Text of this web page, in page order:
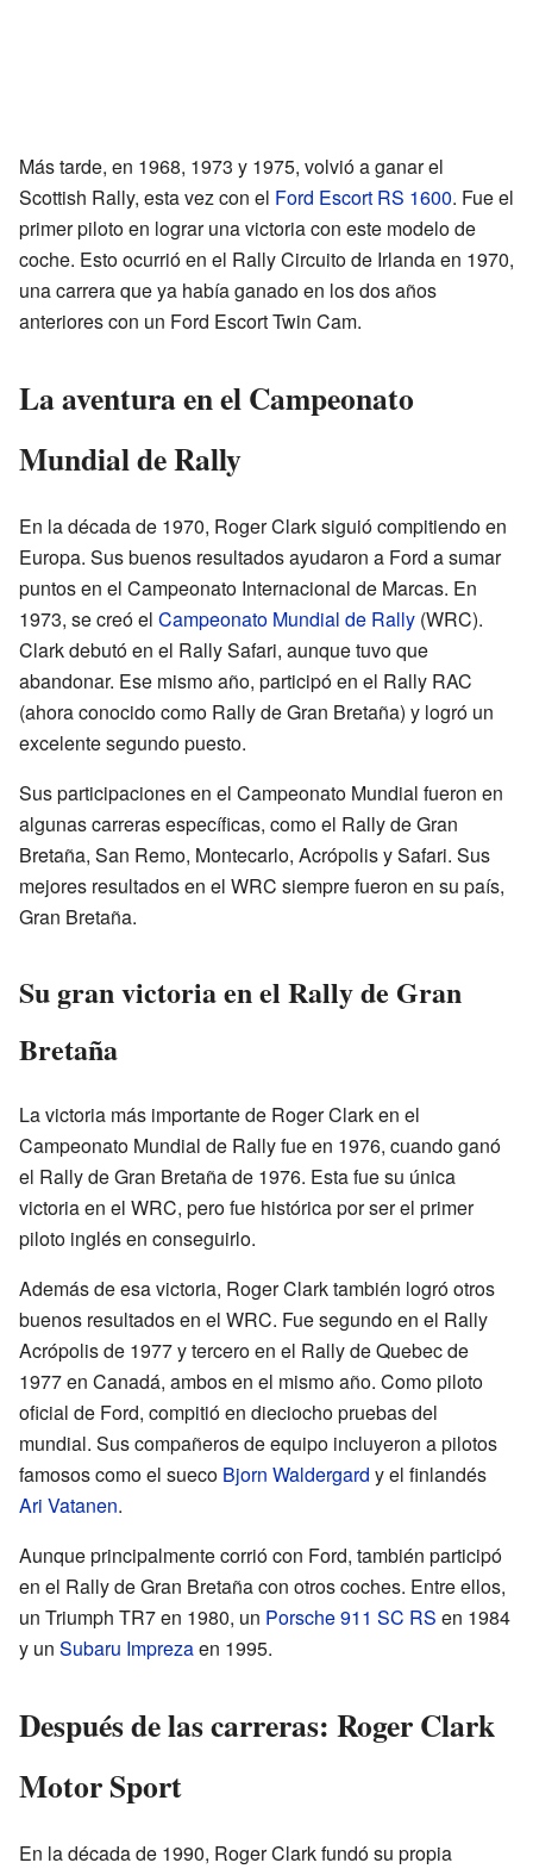
Más tarde, en 1968, 1973 y 1975, volvió a ganar el
Scottish Rally, esta vez con el Ford Escort RS 1600. Fue el
primer piloto en lograr una victoria con este modelo de
coche. Esto ocurrió en el Rally Circuito de Irlanda en 1970,
una carrera que ya había ganado en los dos años
anteriores con un Ford Escort Twin Cam.
La aventura en el Campeonato
Mundial de Rally
En la década de 1970, Roger Clark siguió compitiendo en
Europa. Sus buenos resultados ayudaron a Ford a sumar
puntos en el Campeonato Internacional de Marcas. En
1973, se creó el Campeonato Mundial de Rally (WRC).
Clark debutó en el Rally Safari, aunque tuvo que
abandonar. Ese mismo año, participó en el Rally RAC
(ahora conocido como Rally de Gran Bretaña) y logró un
excelente segundo puesto.
Sus participaciones en el Campeonato Mundial fueron en
algunas carreras específicas, como el Rally de Gran
Bretaña, San Remo, Montecarlo, Acrópolis y Safari. Sus
mejores resultados en el WRC siempre fueron en su país,
Gran Bretaña.
Su gran victoria en el Rally de Gran
Bretaña
La victoria más importante de Roger Clark en el
Campeonato Mundial de Rally fue en 1976, cuando ganó
el Rally de Gran Bretaña de 1976. Esta fue su única
victoria en el WRC, pero fue histórica por ser el primer
piloto inglés en conseguirlo.
Además de esa victoria, Roger Clark también logró otros
buenos resultados en el WRC. Fue segundo en el Rally
Acrópolis de 1977 y tercero en el Rally de Quebec de
1977 en Canadá, ambos en el mismo año. Como piloto
oficial de Ford, compitió en dieciocho pruebas del
mundial. Sus compañeros de equipo incluyeron a pilotos
famosos como el sueco Bjorn Waldergard y el finlandés
Ari Vatanen.
Aunque principalmente corrió con Ford, también participó
en el Rally de Gran Bretaña con otros coches. Entre ellos,
un Triumph TR7 en 1980, un Porsche 911 SC RS en 1984
y un Subaru Imprezaen 1995.
Después de las carreras: Roger Clark
Motor Sport
En la década de 1990, Roger Clark fundó su propia